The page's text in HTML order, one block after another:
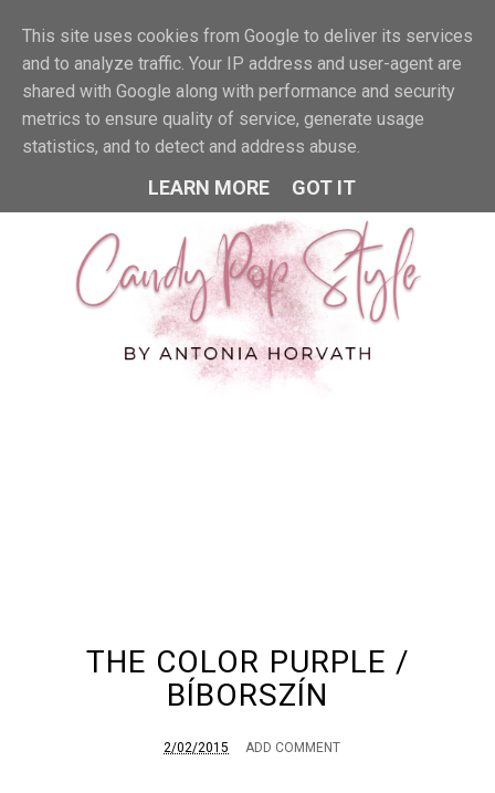
MENU
THE COLOR PURPLE /
BÍBORSZÍN
2/02/2015 ADD COMMENT
This site uses cookies from Google to deliver its services
and to analyze traffic. Your IP address and user-agent are
shared with Google along with performance and security
metrics to ensure quality of service, generate usage
statistics, and to detect and address abuse.
LEARN MORE GOT IT